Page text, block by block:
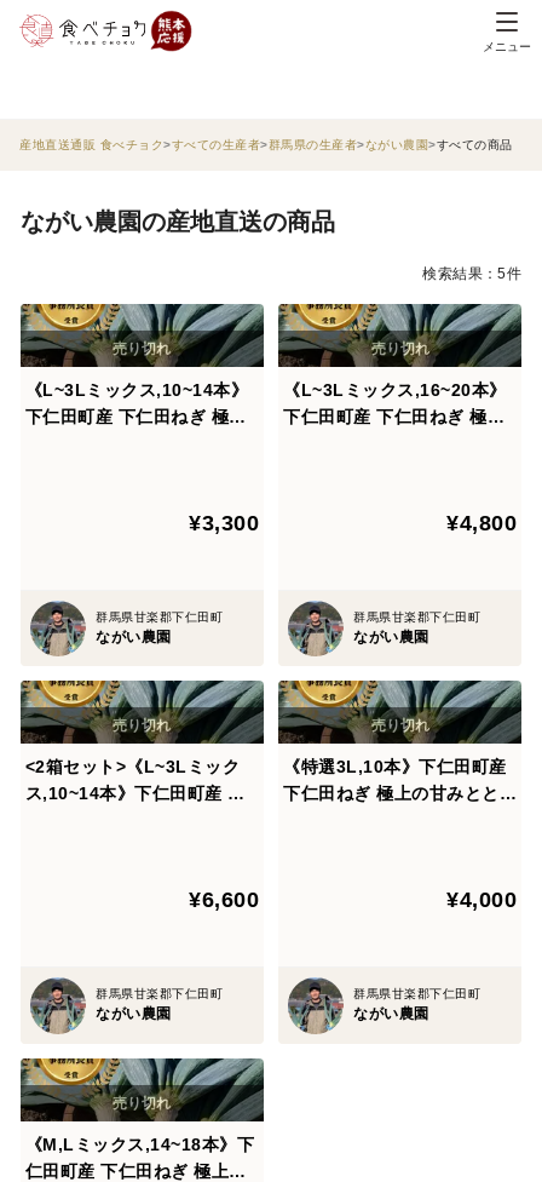
メニュー
産地直送通販 食べチョク すべての生産者 群馬県の生産者 ながい農園 すべての商品
ながい農園の産地直送の商品
検索結果：5件
《L~3Lミックス,10~14本》
下仁田町産 下仁田ねぎ 極上
¥3,300
群馬県甘楽郡下仁田町
ながい農園
《L~3Lミックス,16~20本》
下仁田町産 下仁田ねぎ 極上
¥4,800
群馬県甘楽郡下仁田町
ながい農園
<2箱セット>《L~3Lミック
ス,10~14本》下仁田町産 下
¥6,600
群馬県甘楽郡下仁田町
ながい農園
《特選3L,10本》下仁田町産
下仁田ねぎ 極上の甘みととろ
¥4,000
群馬県甘楽郡下仁田町
ながい農園
《M,Lミックス,14~18本》下
仁田町産 下仁田ねぎ 極上の